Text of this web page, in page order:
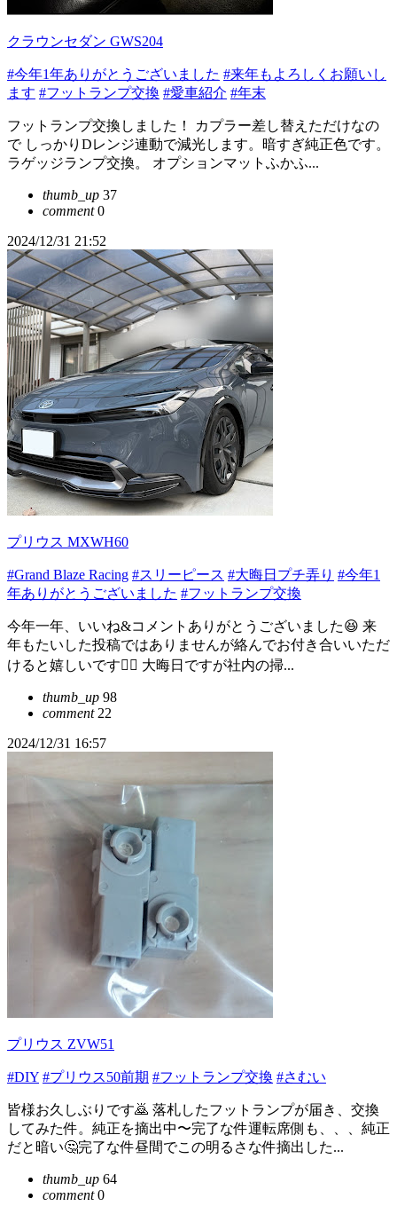
クラウンセダン GWS204
#今年1年ありがとうございました #来年もよろしくお願いし
ます #フットランプ交換 #愛車紹介 #年末
フットランプ交換しました！ カプラー差し替えただけなの
で しっかりDレンジ連動で減光します。暗すぎ純正色です。
ラゲッジランプ交換。 オプションマットふかふ...
thumb_up 37
comment0
2024/12/31 21:52
プリウス MXWH60
#Grand Blaze Racing #スリーピース #大晦日プチ弄り #今年1
年ありがとうございました #フットランプ交換
今年一年、いいね&コメントありがとうございました😆 来
年もたいした投稿ではありませんが絡んでお付き合いいただ
けると嬉しいです🙇‍♂️ 大晦日ですが社内の掃...
thumb_up 98
comment22
2024/12/31 16:57
プリウス ZVW51
#DIY #プリウス50前期 #フットランプ交換 #さむい
皆様お久しぶりです🙇 落札したフットランプが届き、交換
してみた件。純正を摘出中〜完了な件運転席側も、、、純正
だと暗い🤔完了な件昼間でこの明るさな件摘出した...
thumb_up 64
comment0